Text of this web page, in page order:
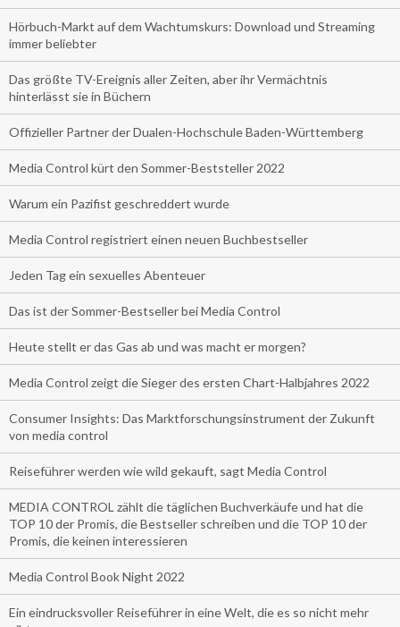
Hörbuch-Markt auf dem Wachtumskurs: Download und Streaming
immer beliebter
Das größte TV-Ereignis aller Zeiten, aber ihr Vermächtnis
hinterlässt sie in Büchern
Offizieller Partner der Dualen-Hochschule Baden-Württemberg
Media Control kürt den Sommer-Beststeller 2022
Warum ein Pazifist geschreddert wurde
Media Control registriert einen neuen Buchbestseller
Jeden Tag ein sexuelles Abenteuer
Das ist der Sommer-Bestseller bei Media Control
Heute stellt er das Gas ab und was macht er morgen?
Media Control zeigt die Sieger des ersten Chart-Halbjahres 2022
Consumer Insights: Das Marktforschungsinstrument der Zukunft
von media control
Reiseführer werden wie wild gekauft, sagt Media Control
MEDIA CONTROL zählt die täglichen Buchverkäufe und hat die
TOP 10 der Promis, die Bestseller schreiben und die TOP 10 der
Promis, die keinen interessieren
Media Control Book Night 2022
Ein eindrucksvoller Reiseführer in eine Welt, die es so nicht mehr